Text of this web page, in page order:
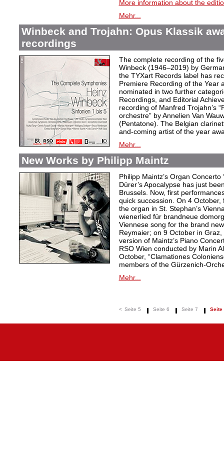
More information about the
Mehr...
Winbeck and Trojahn: Opus Klassik
recordings
The complete recording of the
Winbeck (1946–2019) by
the TYXart Records label has
Premiere Recording of the Year
nominated in two further
Recordings, and Editorial
recording of Manfred Trojahn’s
orchestre” by Annelien Van
(Pentatone). The Belgian
and-coming artist of the year
Mehr...
New Works by Philipp Maintz
Philipp Maintz’s Organ
Dürer’s Apocalypse has just
Brussels. Now, first
quick succession. On 4
the organ in St. Stephan’s
wienerlied für brandneue
Viennese song for the brand
Reymaier; on 9 October in
version of Maintz’s Piano
RSO Wien conducted by Marin
October, “Clamationes
members of the Gürzenich-
Mehr...
< Seite 5 Seite 6 Seite 7 Seite